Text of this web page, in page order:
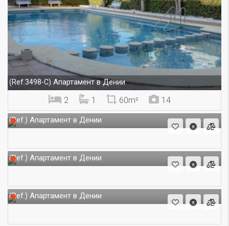
(Ref.3498-C) Апартамент в Дении
2 1 60m² 14
(Ref.) Апартамент в Дении
(Ref.) Апартамент в Дении
(Ref.) Апартамент в Дении